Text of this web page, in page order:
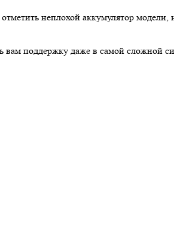
неплохой аккумулятор модели,
вам поддержку даже в самой сложной